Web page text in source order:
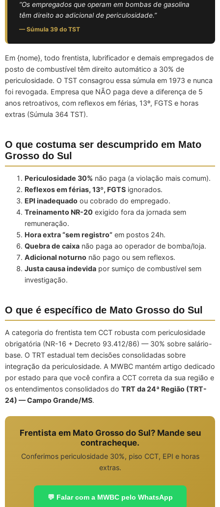
“Os empregados que operam em bombas de gasolina
têm direito ao adicional de periculosidade.”
— Súmula 39 do TST
Em {nome}, todo frentista, lubrificador e demais empregados de
posto de combustível têm direito automático a 30% de
periculosidade. O TST consagrou essa súmula em 1973 e nunca
foi revogada. Empresa que NÃO paga deve a diferença de 5
anos retroativos, com reflexos em férias, 13º, FGTS e horas
extras (Súmula 364 TST).
O que costuma ser descumprido em Mato
Grosso do Sul
Periculosidade 30% não paga (a violação mais comum).
Reflexos em férias, 13º, FGTS ignorados.
EPI inadequado ou cobrado do empregado.
Treinamento NR-20 exigido fora da jornada sem
remuneração.
Hora extra “sem registro” em postos 24h.
Quebra de caixa não paga ao operador de bomba/loja.
Adicional noturno não pago ou sem reflexos.
Justa causa indevida por sumiço de combustível sem
investigação.
O que é específico de Mato Grosso do Sul
A categoria do frentista tem CCT robusta com periculosidade
obrigatória (NR-16 + Decreto 93.412/86) — 30% sobre salário-
base. O TRT estadual tem decisões consolidadas sobre
integração da periculosidade. A MWBC mantém artigo dedicado
por estado para que você confira a CCT correta da sua região e
os entendimentos consolidados do TRT da 24ª Região (TRT-
24) — Campo Grande/MS.
Frentista em Mato Grosso do Sul? Mande seu
contracheque.
Conferimos periculosidade 30%, piso CCT, EPI e horas
extras.
💬 Falar com a MWBC pelo WhatsApp